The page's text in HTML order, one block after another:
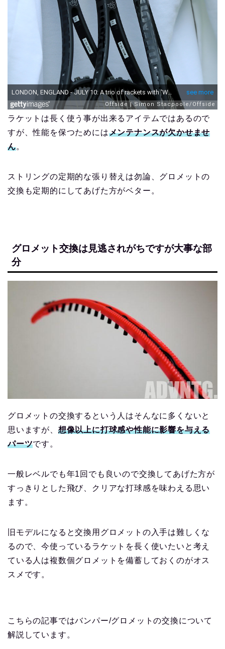
ラケットは長く使う事が出来るアイテムではあるので
すが、性能を保つためにはメンテナンスが欠かせませ
ん。
ストリングの定期的な張り替えは勿論、グロメットの
交換も定期的にしてあげた方がベター。
グロメット交換は見逃されがちですが大事な部
分
グロメットの交換するという人はそんなに多くないと
思いますが、 想像以上に打球感や性能に影響を与える
パーツです。
一般レベルでも年1回でも良いので交換してあげた方が
すっきりとした飛び、クリアな打球感を味わえる思い
ます。
旧モデルになると交換用グロメットの入手は難しくな
るので、今使っているラケットを長く使いたいと考え
ている人は複数個グロメットを備蓄しておくのがオス
スメです。
こちらの記事ではバンパー/グロメットの交換について
解説しています。